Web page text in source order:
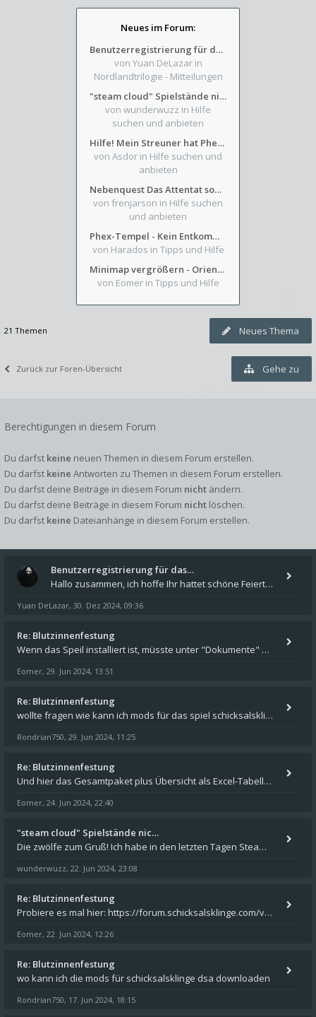
Neues im Forum:
Benutzerregistrierung für das SchickHD-/SchweifHD-Forum gesperrt
von Yuan DeLazar in
Nordlandtrilogie - Mitteilungen
"steam cloud" Spielstände nicht verfügbar
von wunderwuzz in Hilfe
suchen und anbieten
Hilfe! Mein Streuner hat Phexens Gunst verloren...
von Asdor in Hilfe suchen und
anbieten
Nebenquest Das Attentat sowie Beilunker Reiter und zwei kleine Ausrüstungsfragen
von frenjarson in Hilfe suchen
und anbieten
Phex-Tempel - Kein Entkommen aus Weinkeller/Bibliothek Trakt
von Harados in Tipps und Hilfe
Minimap vergrößern - Orientierung in Blutzinnen
von Eomer in Tipps und Hilfe
Neues Thema
21 Themen
Zurück zur Foren-Übersicht Gehe zu
Berechtigungen in diesem Forum
Du darfst keine neuen Themen in diesem Forum erstellen.
Du darfst keine Antworten zu Themen in diesem Forum erstellen.
Du darfst deine Beiträge in diesem Forum nicht ändern.
Du darfst deine Beiträge in diesem Forum nicht löschen.
Du darfst keine Dateianhänge in diesem Forum erstellen.
Benutzerregistrierung für das…
Hallo zusammen, ich hoffe Ihr hattet schöne Feiertage und kommt auch gut ins neue Jahr. Ich schreibe hier kurz zur Infor
Yuan DeLazar, 30. Dez 2024, 09:36
Re: Blutzinnenfestung
Wenn das Speil installiert ist, müsste unter "Dokumente" auf Deinem Rechner ein Verzeichnis "blade of destiny" sein. Dar
Eomer, 29. Jun 2024, 13:51
Re: Blutzinnenfestung
wollte fragen wie kann ich mods für das spiel schicksalsklinge in das spieleverzeichnis kopieren und in welches
Rondrian750, 29. Jun 2024, 11:25
Re: Blutzinnenfestung
Und hier das Gesamtpaket plus Übersicht als Excel-Tabelle: https://forum.schicksalsklinge.com/viewtopic.php?f=239&t=156
Eomer, 24. Jun 2024, 22:40
"steam cloud" Spielstände nic…
Die zwölfe zum Gruß! Ich habe in den letzten Tagen Steam auf meinem Desktop PC mit Windows 11 installiert und über Steam
wunderwuzz, 22. Jun 2024, 23:08
Re: Blutzinnenfestung
Probiere es mal hier: https://forum.schicksalsklinge.com/viewtopic.php?f=239&t=15661
Eomer, 22. Jun 2024, 12:26
Re: Blutzinnenfestung
wo kann ich die mods für schicksalsklinge dsa downloaden
Rondrian750, 17. Jun 2024, 18:15